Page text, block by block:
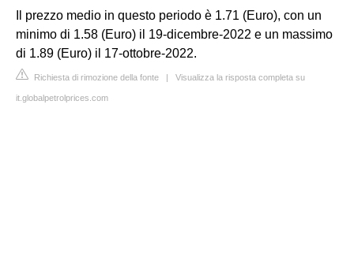
Il prezzo medio in questo periodo è 1.71 (Euro), con un
minimo di 1.58 (Euro) il 19-dicembre-2022 e un massimo
di 1.89 (Euro) il 17-ottobre-2022.
Richiesta di rimozione della fonte | Visualizza la risposta completa su
it.globalpetrolprices.com